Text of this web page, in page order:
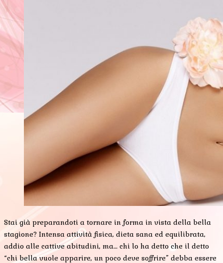
Stai già preparandoti a tornare in forma in vista della bella
stagione? Intensa attività fisica, dieta sana ed equilibrata,
addio alle cattive abitudini, ma… chi lo ha detto che il detto
“chi bella vuole apparire, un poco deve soffrire” debba essere